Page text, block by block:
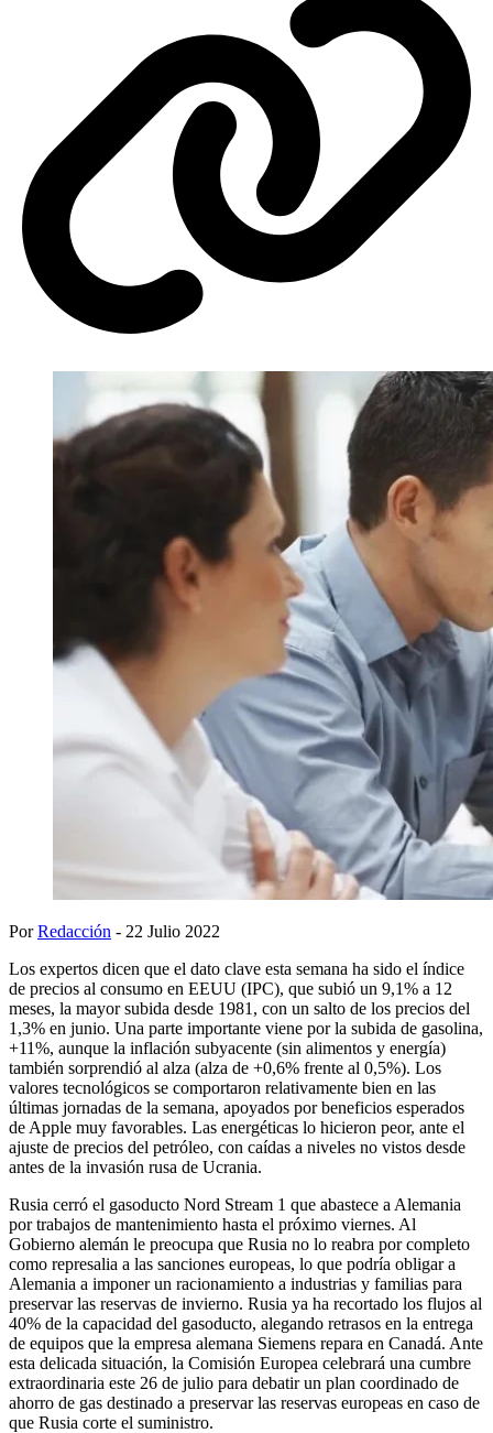
PorRedacción - 22 Julio 2022
Los expertos dicen que el dato clave esta semana ha sido el índice
de precios al consumo en EEUU (IPC), que subió un 9,1% a 12
meses, la mayor subida desde 1981, con un salto de los precios del
1,3% en junio. Una parte importante viene por la subida de gasolina,
+11%, aunque la inflación subyacente (sin alimentos y energía)
también sorprendió al alza (alza de +0,6% frente al 0,5%). Los
valores tecnológicos se comportaron relativamente bien en las
últimas jornadas de la semana, apoyados por beneficios esperados
de Apple muy favorables. Las energéticas lo hicieron peor, ante el
ajuste de precios del petróleo, con caídas a niveles no vistos desde
antes de la invasión rusa de Ucrania.
Rusia cerró el gasoducto Nord Stream 1 que abastece a Alemania
por trabajos de mantenimiento hasta el próximo viernes. Al
Gobierno alemán le preocupa que Rusia no lo reabra por completo
como represalia a las sanciones europeas, lo que podría obligar a
Alemania a imponer un racionamiento a industrias y familias para
preservar las reservas de invierno. Rusia ya ha recortado los flujos al
40% de la capacidad del gasoducto, alegando retrasos en la entrega
de equipos que la empresa alemana Siemens repara en Canadá. Ante
esta delicada situación, la Comisión Europea celebrará una cumbre
extraordinaria este 26 de julio para debatir un plan coordinado de
ahorro de gas destinado a preservar las reservas europeas en caso de
que Rusia corte el suministro.